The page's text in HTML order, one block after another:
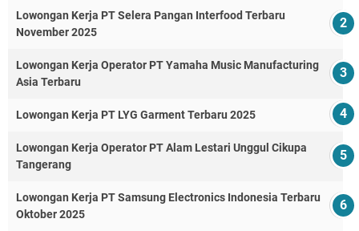
Lowongan Kerja PT Selera Pangan Interfood Terbaru
November 2025
Lowongan Kerja Operator PT Yamaha Music Manufacturing
Asia Terbaru
Lowongan Kerja PT LYG Garment Terbaru 2025
Lowongan Kerja Operator PT Alam Lestari Unggul Cikupa
Tangerang
Lowongan Kerja PT Samsung Electronics Indonesia Terbaru
Oktober 2025